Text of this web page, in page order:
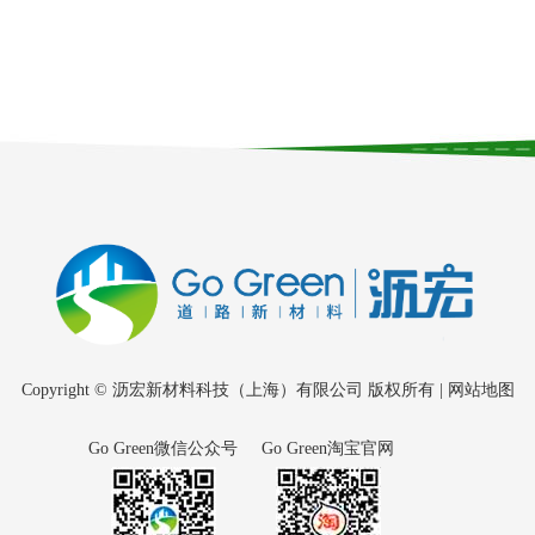
Copyright © 沥宏新材料科技（上海）有限公司 版权所有 | 网站地图
Go Green微信公众号 Go Green淘宝官网